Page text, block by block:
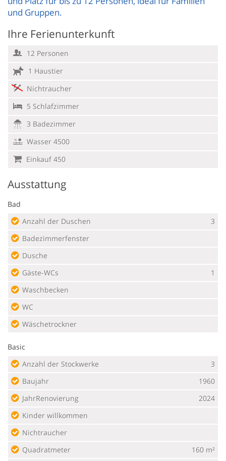
und Gruppen.
Ihre Ferienunterkunft
12 Personen
1 Haustier
Nichtraucher
5 Schlafzimmer
3 Badezimmer
Wasser 4500
Einkauf 450
Ausstattung
Bad
Anzahl der Duschen
3
Badezimmerfenster
Dusche
Gäste-WCs
1
Waschbecken
WC
Wäschetrockner
Basic
Anzahl der Stockwerke
3
Baujahr
1960
JahrRenovierung
2024
Kinder willkommen
Nichtraucher
Quadratmeter
160 m²